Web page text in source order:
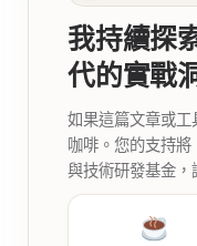
我持續探
代的實戰
如果這篇文章或
咖啡。您的支持
與技術研發基金，